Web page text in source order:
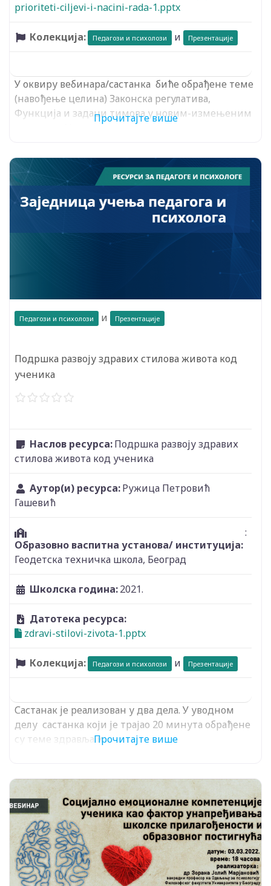
prioriteti-ciljevi-i-nacini-rada-1.pptx
Колекција: Педагози и психолози и Презентације
У оквиру вебинара/састанка биће обрађене теме
(навођење целина) Законска регулатива,
Функција и задаци тимова у новим-измењеним
условима, Улога стручних сарадника
Прочитајте више
Педагози и психолози и Презентације
Подршка развоју здравих стилова живота код
ученика
Наслов ресурса:Подршка развоју здравих
стилова живота код ученика
Аутор(и) ресурса:Ружица Петровић
Гашевић
Образовно васпитна установа/ институција:
:
Геодетска техничка школа, Београд
Школска година:2021.
Датотека ресурса:
zdravi-stilovi-zivota-1.pptx
Колекција: Педагози и психолози и Презентације
Састанак је реализован у два дела. У уводном
делу састанка који је трајао 20 минута обрађене
су теме здравља иПрочитајте више